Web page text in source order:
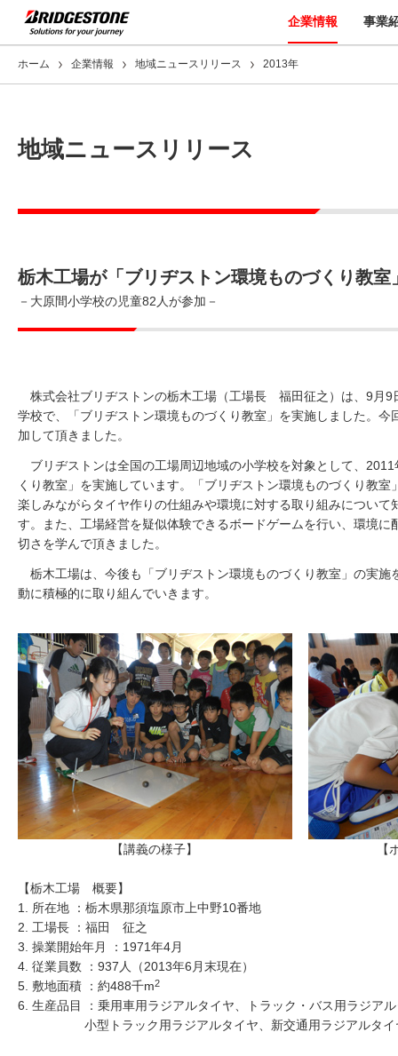
企業情報 事業
ホーム 企業情報 地域ニュースリリース 2013年
地域ニュースリリース
栃木工場が「ブリヂストン環境ものづくり教室
－大原間小学校の児童82人が参加－
株式会社ブリヂストンの栃木工場（工場長 福田征之）は、9月9
学校で、「ブリヂストン環境ものづくり教室」を実施しました。
加して頂きました。
ブリヂストンは全国の工場周辺地域の小学校を対象として、
くり教室」を実施しています。「ブリヂストン環境ものづくり教
楽しみながらタイヤ作りの仕組みや環境に対する取り組みについて
す。また、工場経営を疑似体験できるボードゲームを行い、環境に
切さを学んで頂きました。
栃木工場は、今後も「ブリヂストン環境ものづくり教室」の実施
動に積極的に取り組んでいきます。
【講義の様子】
【栃木工場 概要】
1. 所在地 ：栃木県那須塩原市上中野10番地
2. 工場長 ：福田 征之
3. 操業開始年月 ：1971年4月
4. 従業員数 ：937人（2013年6月末現在）
5. 敷地面積 ：約488千m2
6. 生産品目 ：乗用車用ラジアルタイヤ、トラック・バス用ラジア
小型トラック用ラジアルタイヤ、新交通用ラジアルタ